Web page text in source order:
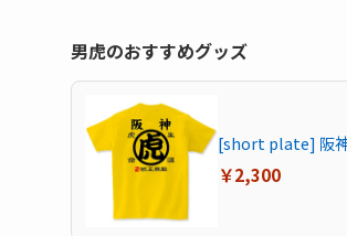
男虎のおすすめグッズ
[short plate] 阪神
￥2,300